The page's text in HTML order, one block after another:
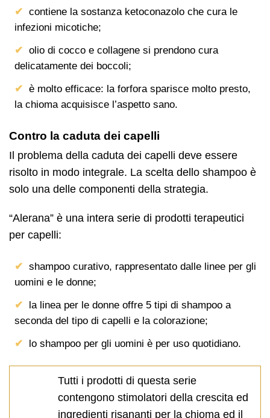
contiene la sostanza ketoconazolo che cura le
infezioni micotiche;
olio di cocco e collagene si prendono cura
delicatamente dei boccoli;
è molto efficace: la forfora sparisce molto presto,
la chioma acquisisce l’aspetto sano.
Contro la caduta dei capelli
Il problema della caduta dei capelli deve essere
risolto in modo integrale. La scelta dello shampoo è
solo una delle componenti della strategia.
“Alerana” è una intera serie di prodotti terapeutici
per capelli:
shampoo curativo, rappresentato dalle linee per gli
uomini e le donne;
la linea per le donne offre 5 tipi di shampoo a
seconda del tipo di capelli e la colorazione;
lo shampoo per gli uomini è per uso quotidiano.
Tutti i prodotti di questa serie
contengono stimolatori della crescita ed
ingredienti risananti per la chioma ed il